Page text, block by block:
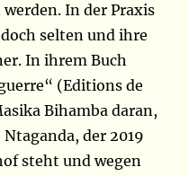
In der Praxis
selten und ihre
In ihrem Buch
(Editions de
Bihamba daran,
der 2019
steht und wegen